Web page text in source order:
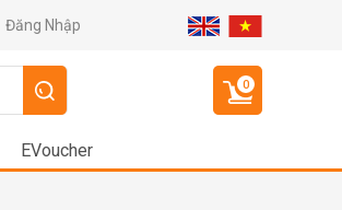
Đăng Nhập
0
EVoucher